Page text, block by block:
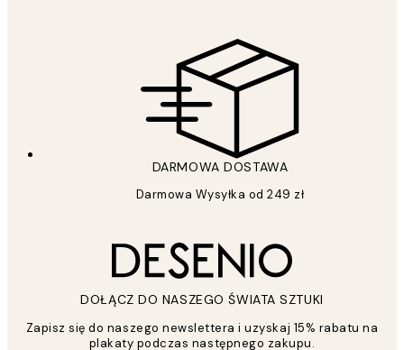
DARMOWA DOSTAWA
Darmowa Wysyłka od 249 zł
DOŁĄCZ DO NASZEGO ŚWIATA SZTUKI
Zapisz się do naszego newslettera i uzyskaj 15% rabatu na
plakaty podczas następnego zakupu.